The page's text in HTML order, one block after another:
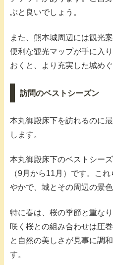
ぶと良いでしょう。
また、熊本城周辺には観光
便利な観光マップが手に入
おくと、より充実した城め
訪問のベストシーズン
本丸御殿床下を訪れるのに
します。
本丸御殿床下のベストシー
（9月から11月）です。こ
やかで、城とその周辺の景
特に春は、桜の季節と重な
咲く桜との組み合わせは圧
と自然の美しさが見事に調
す。